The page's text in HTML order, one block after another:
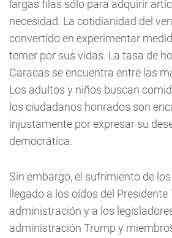
largas filas sólo para adquirir
necesidad. La cotidianidad del
convertido en experimentar
temer por sus vidas. La tasa de
Caracas se encuentra entre las
Los adultos y niños buscan
los ciudadanos honrados son
injustamente por expresar su
democrática.
Sin embargo, el sufrimiento de
llegado a los oídos del Presidente
administración y a los
administración Trump y